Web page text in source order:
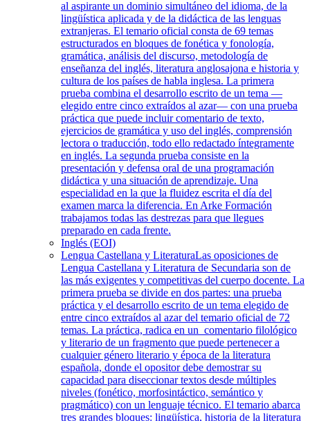
al aspirante un dominio simultáneo del idioma, de la
lingüística aplicada y de la didáctica de las lenguas
extranjeras. El temario oficial consta de 69 temas
estructurados en bloques de fonética y fonología,
gramática, análisis del discurso, metodología de
enseñanza del inglés, literatura anglosajona e historia y
cultura de los países de habla inglesa. La primera
prueba combina el desarrollo escrito de un tema —
elegido entre cinco extraídos al azar— con una prueba
práctica que puede incluir comentario de texto,
ejercicios de gramática y uso del inglés, comprensión
lectora o traducción, todo ello redactado íntegramente
en inglés. La segunda prueba consiste en la
presentación y defensa oral de una programación
didáctica y una situación de aprendizaje. Una
especialidad en la que la fluidez escrita el día del
examen marca la diferencia. En Arke Formación
trabajamos todas las destrezas para que llegues
preparado en cada frente.
Inglés (EOI)
Lengua Castellana y LiteraturaLas oposiciones de
Lengua Castellana y Literatura de Secundaria son de
las más exigentes y competitivas del cuerpo docente. La
primera prueba se divide en dos partes: una prueba
práctica y el desarrollo escrito de un tema elegido de
entre cinco extraídos al azar del temario oficial de 72
temas. La práctica, radica en un comentario filológico
y literario de un fragmento que puede pertenecer a
cualquier género literario y época de la literatura
española, donde el opositor debe demostrar su
capacidad para diseccionar textos desde múltiples
niveles (fonético, morfosintáctico, semántico y
pragmático) con un lenguaje técnico. El temario abarca
tres grandes bloques: lingüística, historia de la literatura